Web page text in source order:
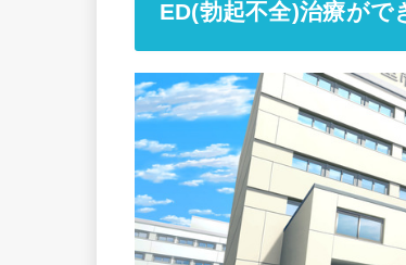
ED(勃起不全)治療が